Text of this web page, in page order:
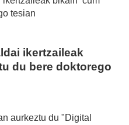
ikertzaileak
du bere doktorego
aurkeztu du "Digital